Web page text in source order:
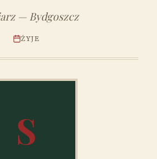
— Bydgoszcz
ŻYJE
S